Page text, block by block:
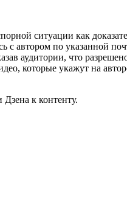
ситуации как
автором по указанной
аудитории, что
которые укажут на
к контенту.